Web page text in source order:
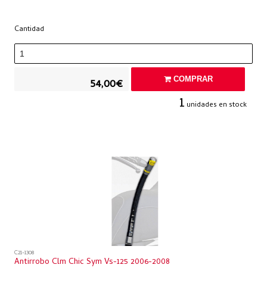
Cantidad
54,00€ COMPRAR
1 unidades en stock
C21-1308
Antirrobo Clm Chic Sym Vs-125 2006-2008